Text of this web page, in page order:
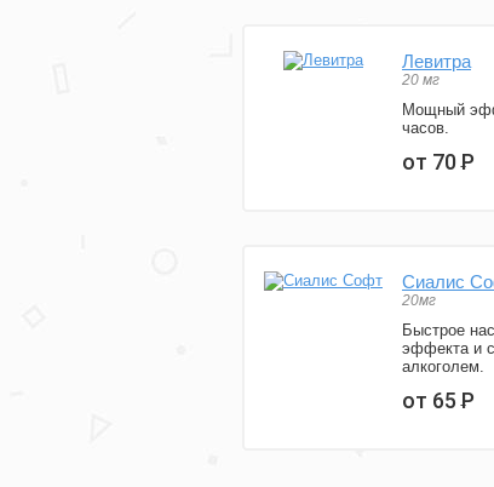
Левитра
20 мг
Мощный
часов.
от 70Р
Сиалис
20мг
Быстрое
эффекта и
алкоголем.
от 65Р